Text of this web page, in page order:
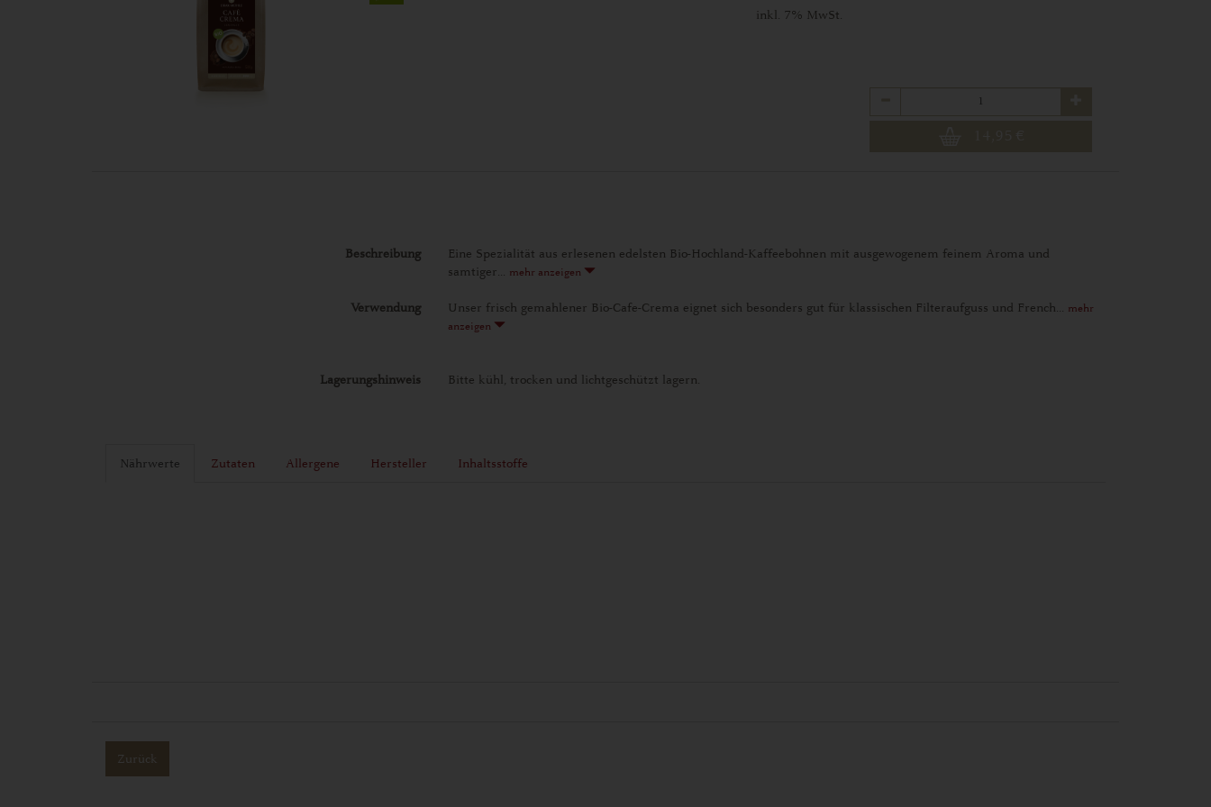
inkl. 7% MwSt.
Beschreibung
Eine Spezialität aus erlesenen edelsten Bio-Hochland-Kaffeebohnen mit ausgewogenem feinem Aroma und
samtiger... mehr anzeigen
Verwendung Unser frisch gemahlener Bio-Cafe-Crema eignet sich besonders gut für klassischen Filteraufguss und French... mehr
anzeigen
Lagerungshinweis Bitte kühl, trocken und lichtgeschützt lagern.
Nährwerte Zutaten Allergene Hersteller Inhaltsstoffe
Zurück